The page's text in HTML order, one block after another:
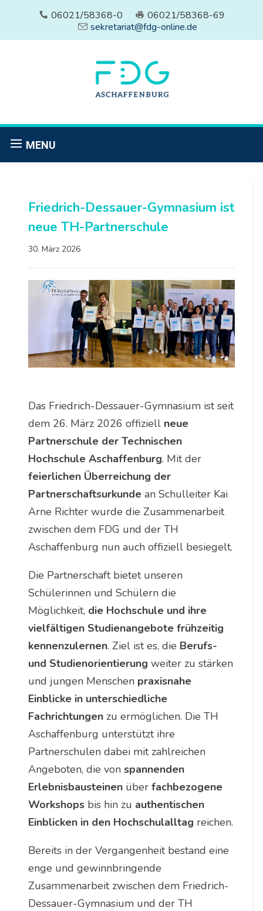
06021/58368-0
06021/58368-69
sekretariat@fdg-online.de
MENU
Friedrich-Dessauer-Gymnasium ist
neue TH-Partnerschule
30. März 2026
Das Friedrich-Dessauer-Gymnasium ist seit
dem 26. März 2026 offiziell neue
Partnerschule der Technischen
Hochschule Aschaffenburg. Mit der
feierlichen Überreichung der
Partnerschaftsurkundean Schulleiter Kai
Arne Richter wurde die Zusammenarbeit
zwischen dem FDG und der TH
Aschaffenburg nun auch offiziell besiegelt.
Die Partnerschaft bietet unseren
Schülerinnen und Schülern die
Möglichkeit, die Hochschule und ihre
vielfältigen Studienangebote frühzeitig
kennenzulernen. Ziel ist es, die Berufs-
und Studienorientierung weiter zu stärken
und jungen Menschen praxisnahe
Einblicke in unterschiedliche
Fachrichtungenzu ermöglichen. Die TH
Aschaffenburg unterstützt ihre
Partnerschulen dabei mit zahlreichen
Angeboten, die von spannenden
Erlebnisbausteinenüber fachbezogene
Workshopsbis hin zu authentischen
Einblicken in den Hochschulalltag reichen.
Bereits in der Vergangenheit bestand eine
enge und gewinnbringende
Zusammenarbeit zwischen dem Friedrich-
Dessauer-Gymnasium und der TH